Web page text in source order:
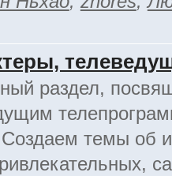
раздел,
Создаем темы об